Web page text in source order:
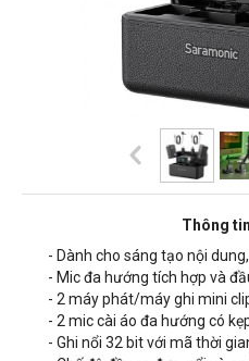
Thông
- Dành cho sáng tạo nội
- Mic đa hướng tích hợp và
- 2 máy phát/máy ghi mini
- 2 mic cài áo đa hướng có
- Ghi nổi 32 bit với mã thời